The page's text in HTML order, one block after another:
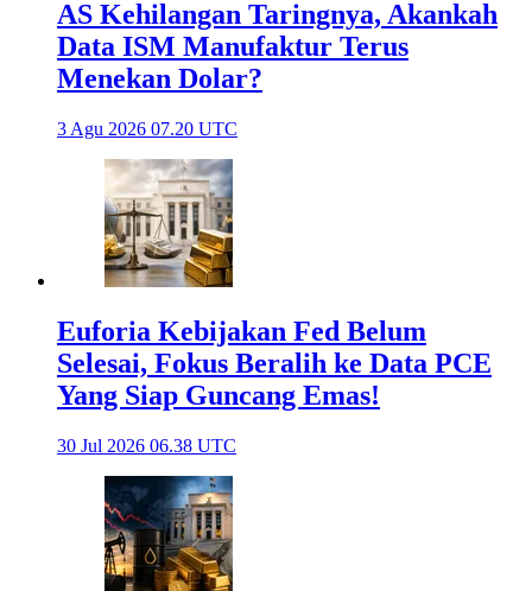
AS Kehilangan Taringnya, Akankah
Data ISM Manufaktur Terus
Menekan Dolar?
3 Agu 2026 07.20 UTC
Euforia Kebijakan Fed Belum
Selesai, Fokus Beralih ke Data PCE
Yang Siap Guncang Emas!
30 Jul 2026 06.38 UTC